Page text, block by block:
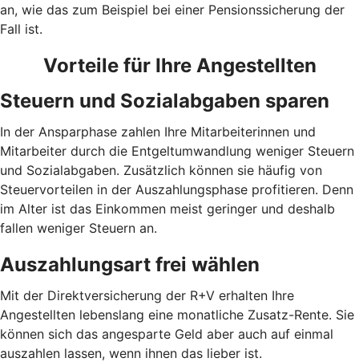
an, wie das zum Beispiel bei einer Pensionssicherung der
Fall ist.
Vorteile für Ihre Angestellten
Steuern und Sozialabgaben sparen
In der Ansparphase zahlen Ihre Mitarbeiterinnen und
Mitarbeiter durch die Entgeltumwandlung weniger Steuern
und Sozialabgaben. Zusätzlich können sie häufig von
Steuervorteilen in der Auszahlungsphase profitieren. Denn
im Alter ist das Einkommen meist geringer und deshalb
fallen weniger Steuern an.
Auszahlungsart frei wählen
Mit der Direktversicherung der R+V erhalten Ihre
Angestellten lebenslang eine monatliche Zusatz-Rente. Sie
können sich das angesparte Geld aber auch auf einmal
auszahlen lassen, wenn ihnen das lieber ist.